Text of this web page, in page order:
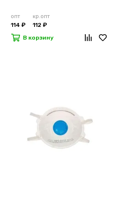
опт
114 ₽
кр.опт
112 ₽
В корзину